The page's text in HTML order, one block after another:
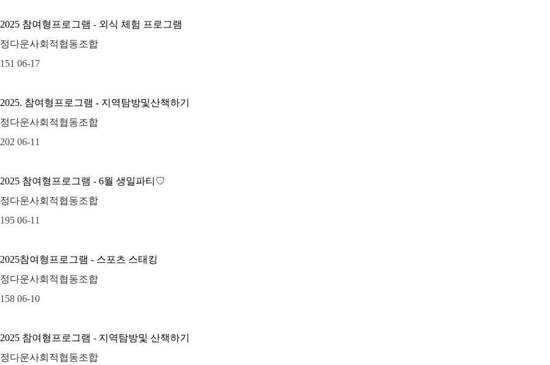
2025 참여형프로그램 - 외식 체험 프로그램
정다운사회적협동조합
151 06-17
2025. 참여형프로그램 - 지역탐방및산책하기
정다운사회적협동조합
202 06-11
2025 참여형프로그램 - 6월 생일파티♡
정다운사회적협동조합
195 06-11
2025참여형프로그램 - 스포츠 스태킹
정다운사회적협동조합
158 06-10
2025 참여형프로그램 - 지역탐방및 산책하기
정다운사회적협동조합